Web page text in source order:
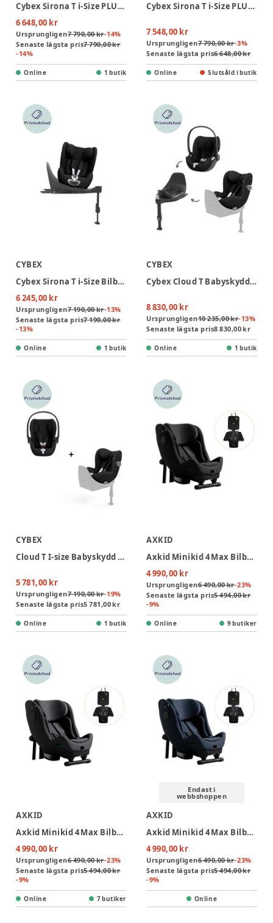
Cybex Sirona T i-Size PLUS Bilbarnstol inkl. bas - Peach Pink
6 648,00 kr
Ursprungligen7 790,00 kr-14%
Senaste lägsta pris7 790,00 kr
-14%
Online 1 butik
Cybex Sirona T i-Size PLUS Bilbarnstol inkl. bas - Nautical Blue
7 548,00 kr
Ursprungligen7 790,00 kr-3%
Senaste lägsta pris6 648,00 kr
Online Slutsåld i butik
CYBEX
Cybex Sirona T i-Size Bilbarnstol inkl. bas - Sepia Black
6 245,00 kr
Ursprungligen7 190,00 kr-13%
Senaste lägsta pris7 190,00 kr
-13%
Online 1 butik
CYBEX
Cybex Cloud T Babyskydd + Sirona T Bilbarnstol inkl. bas
8 830,00 kr
Ursprungligen10 235,00 kr-13%
Senaste lägsta pris8 830,00 kr
Online 1 butik
CYBEX
Cloud T I-size Babyskydd + Sirona T I-size Bilbarnstol - Sepia Black
5 781,00 kr
Ursprungligen7 190,00 kr-19%
Senaste lägsta pris5 781,00 kr
Online 1 butik
AXKID
Axkid Minikid 4 Max Bilbarnstol Inkl. Sparkskydd - Coastal Storm Black
4 990,00 kr
Ursprungligen6 490,00 kr-23%
Senaste lägsta pris5 494,00 kr
-9%
Online 9 butiker
AXKID
Axkid Minikid 4 Max Bilbarnstol Inkl. Sparkskydd - Arctic Mist Grey
4 990,00 kr
Ursprungligen6 490,00 kr-23%
Senaste lägsta pris5 494,00 kr
-9%
Online 7 butiker
Endast i
webbshoppen
AXKID
Axkid Minikid 4 Max Bilbarnstol Inkl. Sparkskydd - Glacier Lake BLue
4 990,00 kr
Ursprungligen6 490,00 kr-23%
Senaste lägsta pris5 494,00 kr
-9%
Online